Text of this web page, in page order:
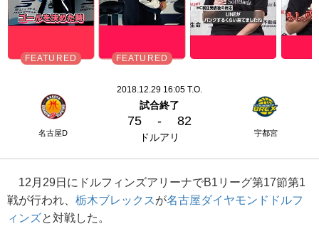
名古屋D
2018.12.29 16:05 T.O.
試合終了
75 - 82
ドルアリ 宇都宮
12月29日にドルフィンズアリーナでB1リーグ第17節第1
戦が行われ、 栃木ブレックスが名古屋ダイヤモンドドルフ
ィンズと対戦した。